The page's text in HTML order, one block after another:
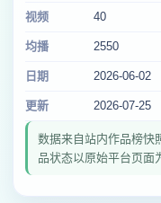
视频 40
均播 2550
日期 2026-06-02
更新 2026-07-25
数据来自站内作品榜快
品状态以原始平台页面